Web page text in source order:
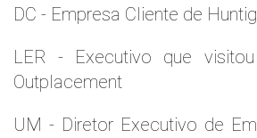
DC - Empresa Cliente de
LER - Executivo que
Outplacement
UM - Diretor Executivo de